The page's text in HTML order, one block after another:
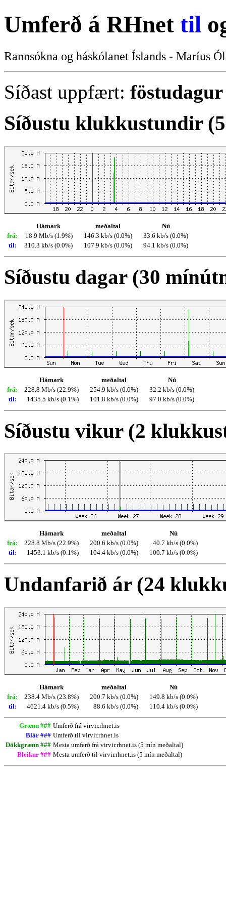
Umferð á RHnet til
Rannsókna og háskólanet Íslands - Maríus
Síðast uppfært: föstudagur
Síðustu klukkustundir
Hámark meðaltal
Nú
frá:
18.9 Mb/s (1.9%) 146.3 kb/s (0.0%)
33.6 kb/s (0.0%)
til:
310.3 kb/s (0.0%) 107.9 kb/s (0.0%) 94.1 kb/s (0.0%)
Síðustu dagar (30
Hámark meðaltal
Nú
frá:
228.8 Mb/s (22.9%) 254.9 kb/s (0.0%)
32.2 kb/s (0.0%)
til:
1435.5 kb/s (0.1%) 101.8 kb/s (0.0%) 97.0 kb/s (0.0%)
Síðustu vikur (2
Hámark meðaltal
Nú
frá:
228.8 Mb/s (22.9%) 200.6 kb/s (0.0%)
40.7 kb/s (0.0%)
til:
1453.1 kb/s (0.1%) 104.4 kb/s (0.0%) 100.7 kb/s (0.0%)
Undanfarið ár (24
Hámark meðaltal
Nú
frá:
238.4 Mb/s (23.8%) 200.7 kb/s (0.0%)
149.8 kb/s (0.0%)
til:
4621.4 kb/s (0.5%) 88.6 kb/s (0.0%) 110.4 kb/s (0.0%)
Grænn ### Umferð frá virvir.rhnet.is
Blár ### Umferð til virvir.rhnet.is
Dökkgrænn ### Mesta umferð frá virvir.rhnet.is (5 mín meðaltal)
Bleikur ### Mesta umferð til virvir.rhnet.is (5 mín meðaltal)